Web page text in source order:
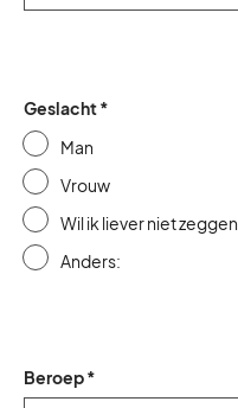
Geslacht *
Man
Vrouw
Wil ik liever niet zeggen
Anders:
Beroep *